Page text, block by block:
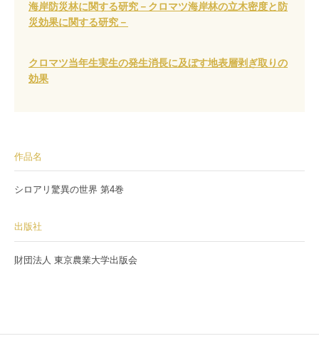
海岸防災林に関する研究－クロマツ海岸林の立木密度と防
災効果に関する研究－
クロマツ当年生実生の発生消長に及ぼす地表層剥ぎ取りの
効果
作品名
シロアリ驚異の世界 第4巻
出版社
財団法人 東京農業大学出版会